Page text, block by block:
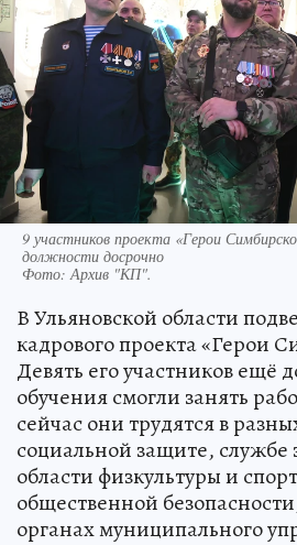
9 участников проекта «Герои
должности досрочно
Фото: Архив "КП".
В Ульяновской области
кадрового проекта «Герои
Девять его участников ещё
обучения смогли занять
сейчас они трудятся в
социальной защите, службе
области физкультуры и
общественной
органах муниципального